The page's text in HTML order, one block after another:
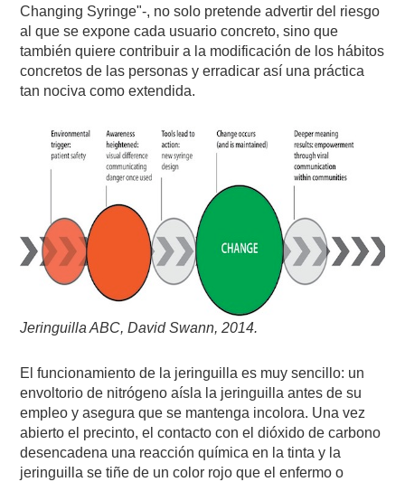
Changing Syringe"-, no solo pretende advertir del riesgo
al que se expone cada usuario concreto, sino que
también quiere contribuir a la modificación de los hábitos
concretos de las personas y erradicar así una práctica
tan nociva como extendida.
Jeringuilla ABC, David Swann, 2014.
El funcionamiento de la jeringuilla es muy sencillo: un
envoltorio de nitrógeno aísla la jeringuilla antes de su
empleo y asegura que se mantenga incolora. Una vez
abierto el precinto, el contacto con el dióxido de carbono
desencadena una reacción química en la tinta y la
jeringuilla se tiñe de un color rojo que el enfermo o